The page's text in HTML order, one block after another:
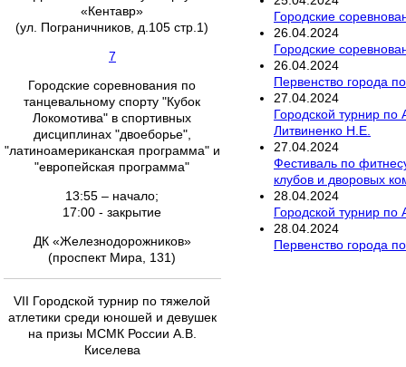
«Кентавр»
(ул. Пограничников, д.105 стр.1)
7
Городские соревнования по
танцевальному спорту "Кубок
Локомотива" в спортивных
дисциплинах "двоеборье",
"латиноамериканская программа" и
"европейская программа"
13:55 – начало;
17:00 - закрытие
ДК «Железнодорожников»
(проспект Мира, 131)
VII Городской турнир по тяжелой
атлетики среди юношей и девушек
на призы МСМК России А.В.
Киселева
Городские
26 04 2024
Городские
26 04 2024
Первенство города
27 04 2024
Городской турнир
Литвиненко Н.Е.
27 04 2024
Фестиваль по
клубов и дворовых
28 04 2024
Городской турнир
28 04 2024
Первенство города